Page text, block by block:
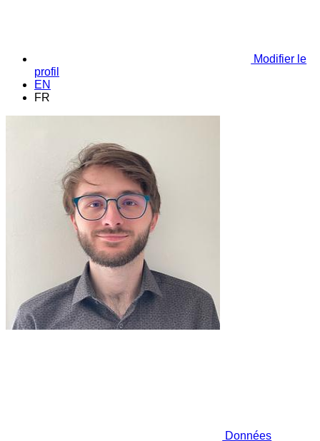
Modifier le
profil
EN
FR
Données